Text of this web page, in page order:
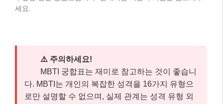
세요.
⚠️ 주의하세요!
MBTI 궁합표는 재미로 참고하는 것이 좋습니
다. MBTI는 개인의 복잡한 성격을 16가지 유형으
로만 설명할 수 없으며, 실제 관계는 성격 유형 외